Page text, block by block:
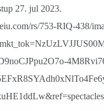
27. jul 2023.
rs/753-RIQ-438/